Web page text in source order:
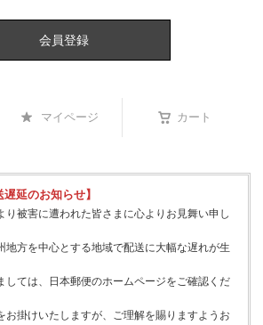
会員登録
マイページ カート
遅延のお知らせ】
り被害に遭われた皆さまに心よりお見舞い申し
地方を中心とする地域で配送に大幅な遅れが生
しては、日本郵便のホームページをご確認くだ
お掛けいたしますが、ご理解を賜りますようお